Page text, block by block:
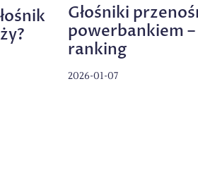
Głośniki
powerbankiem
ranking
2026-01-07